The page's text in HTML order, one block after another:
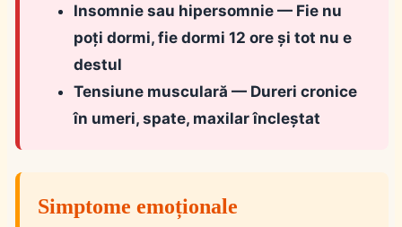
Insomnie sau hipersomnie — Fie nu
poți dormi, fie dormi 12 ore și tot nu e
destul
Tensiune musculară — Dureri cronice
în umeri, spate, maxilar încleștat
Simptome emoționale